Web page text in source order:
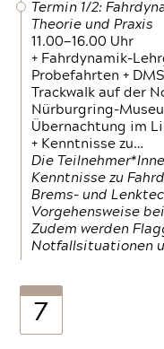
Termin 1/2:
Theorie und Praxis
11.00—16.00 Uhr
+ Fahrdynamik-
Probefahrten +
Trackwalk auf der
Nürburgring-
Übernachtung im
+ Kenntnisse zu…
Die
Kenntnisse zu
Brems- und
Vorgehensweise
Zudem werden
Notfallsituationen
7